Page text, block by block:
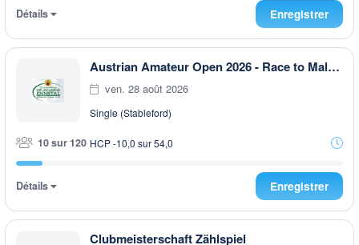
Détails Enregistrer
Austrian Amateur Open 2026 - Race to Malaysia
ven. 28 août 2026
Single (Stableford)
10 sur 120 HCP -10,0 sur 54,0
Détails Enregistrer
Clubmeisterschaft Zählspiel